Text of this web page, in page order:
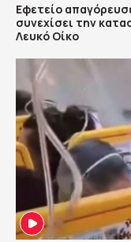
Εφετείο
συνεχίσει την
Λευκό Οίκο